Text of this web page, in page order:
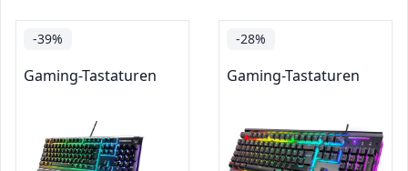
-39%
Gaming-Tastaturen
-28%
Gaming-Tastaturen